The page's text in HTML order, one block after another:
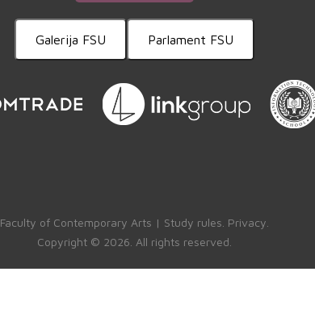
Galerija FSU Parlament FSU
Faculty of Contemporary Arts | Study rules Privacy
Copyright © 2026. All rights reserved.